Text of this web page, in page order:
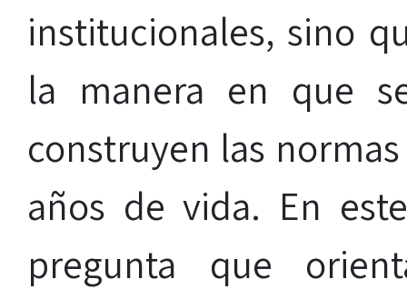
institucionales, sino
la manera en que
construyen las
años de vida. En
pregunta que